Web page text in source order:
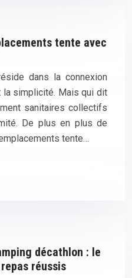
tente avec
dans la connexion
la simplicité. Mais qui dit
sanitaires collectifs
De plus en plus de
tente…
décathlon : le
réussis